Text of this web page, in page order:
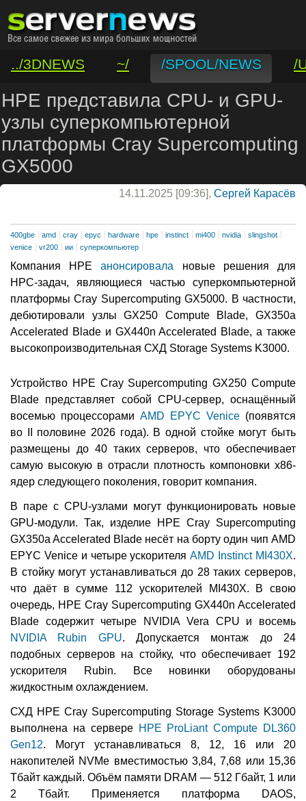
../3DNEWS ~/ /SPOOL/NEWS
/
/VAR/CONTACT
HPE представила CPU- и GPU-
узлы суперкомпьютерной
платформы Cray Supercomputing
GX5000
14.11.2025 [09:36], Сергей Карасёв
400gbe amd cray epyc hardware hpe instinct mi400 nvidia
slingshot
venice
vr200 ии суперкомпьютер
Компания HPEанонсировала новые решения для
НРС-задач, являющиеся частью суперкомпьютерной
платформы Cray Supercomputing GX5000. В частности,
дебютировали узлы GX250 Compute Blade, GX350a
Accelerated Blade и GX440n Accelerated Blade, а также
высокопроизводительная СХД Storage Systems K3000.
Устройство HPE Cray Supercomputing GX250 Compute
Blade представляет собой CPU-сервер, оснащённый
восемью процессорами AMD EPYC Venice (появятся
во II половине 2026 года). В одной стойке могут быть
размещены до 40 таких серверов, что обеспечивает
самую высокую в отрасли плотность компоновки x86-
ядер следующего поколения, говорит компания.
В паре с CPU-узлами могут функционировать новые
GPU-модули. Так, изделие HPE Cray Supercomputing
GX350a Accelerated Blade несёт на борту один чип AMD
EPYC Venice и четыре ускорителяAMD Instinct MI430X.
В стойку могут устанавливаться до 28 таких серверов,
что даёт в сумме 112 ускорителей MI430X. В свою
очередь, HPE Cray Supercomputing GX440n Accelerated
Blade содержит четыре NVIDIA Vera CPU и восемь
NVIDIA Rubin GPU. Допускается монтаж до 24
подобных серверов на стойку, что обеспечивает 192
ускорителя Rubin. Все новинки оборудованы
жидкостным охлаждением.
СХД HPE Cray Supercomputing Storage Systems K3000
выполнена на сервере HPE ProLiant Compute DL360
Gen12. Могут устанавливаться 8, 12, 16 или 20
накопителей NVMe вместимостью 3,84, 7,68 или 15,36
Тбайт каждый. Объём памяти DRAM — 512 Гбайт, 1 или
2 Тбайт. Применяется платформа DAOS,